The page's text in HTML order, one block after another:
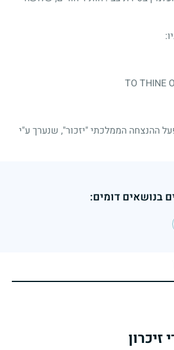
TO THINE
ההנצחה הממלכתי "יזכור", שנערך ע"י
בנושאים דומים: